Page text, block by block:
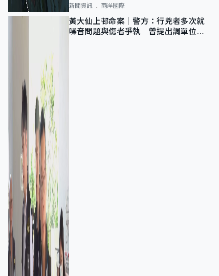
新聞資訊 兩岸國際
黃大仙上邨命案｜警方：行兇者多次就
噪音問題與傷者爭執 曾提出調單位已